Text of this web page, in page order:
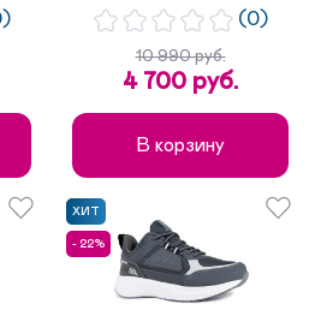
(0)
10 990 руб.
4 700 руб.
В корзину
ХИТ
- 22%